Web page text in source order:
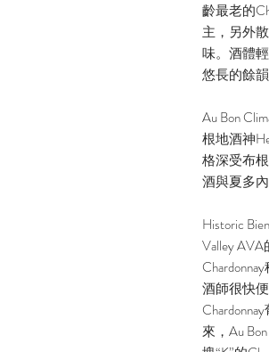
齡最老的
主，另外
味。酒體
悠長的餘
Au Bon
根地酒神
格深受布
酒與夏多內
Historic
Valley
酒師很快
來，Au